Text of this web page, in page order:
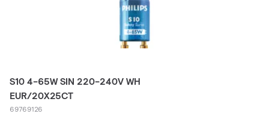
S10 4-65W SIN 220-240V WH
EUR/20X25CT
69769126